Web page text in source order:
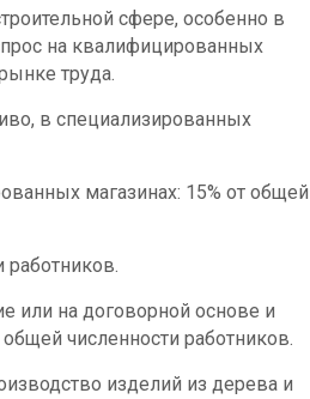
сфере, особенно в
на квалифицированных
труда.
в специализированных
магазинах: 15% от общей
работников.
на договорной основе и
численности работников.
изделий из дерева и